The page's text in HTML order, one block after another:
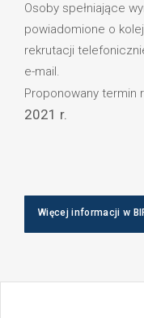
Osoby spełniające
powiadomione o
rekrutacji
e-mail.
Proponowany termin
2021 r.
Więcej informacji w